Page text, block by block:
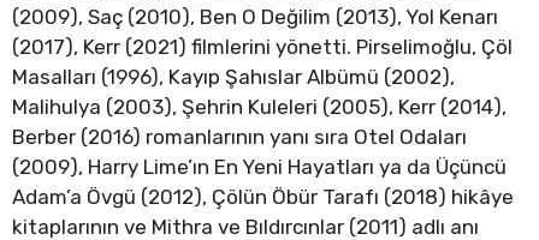
(2009), Saç (2010), Ben O Değilim (2013), Yol Kenarı
(2017), Kerr (2021) filmlerini yönetti. Pirselimoğlu, Çöl
Masalları (1996), Kayıp Şahıslar Albümü (2002),
Malihulya (2003), Şehrin Kuleleri (2005), Kerr (2014),
Berber (2016) romanlarının yanı sıra Otel Odaları
(2009), Harry Lime’ın En Yeni Hayatları ya da Üçüncü
Adam’a Övgü (2012), Çölün Öbür Tarafı (2018) hikâye
kitaplarının ve Mithra ve Bıldırcınlar (2011) adlı anı